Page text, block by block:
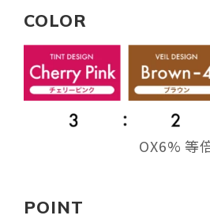
COLOR
OX6% 等
POINT